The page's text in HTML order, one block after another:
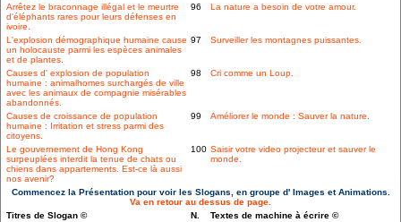
Arrêtez le braconnage illégal et le meurtre
d'éléphants rares pour leurs défenses en
ivoire.
96 La nature a besoin de votre amour.
L'explosion démographique humaine cause
un holocauste parmi les espèces animales
et de plantes.
97 Surveiller les montagnes puissantes.
Causes d' explosion de population
humaine : animalhomes surchargés de ville
avec les animaux de compagnie misérables
abandonnés.
98 Cri comme un Loup.
Causes de croissance de population
humaine : Irritation et stress parmi des
citoyens.
99 Améliorer le monde : Sauver la nature.
Le gouvernement de Hong Kong
surpeuplées interdit la tenue de chats ou
chiens dans appartements. Est-ce là aussi
nos avenir?
100 Saisir votre video projecteur et sauver le
monde.
Commencez la Présentation pour voir les Slogans, en groupe d' Images et Animations.
Va en retour au dessus de page.
Titres de Slogan ©
N.
Textes de machine à écrire ©